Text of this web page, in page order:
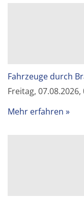
Fahrzeuge durch
Freitag,
Mehr erfahren